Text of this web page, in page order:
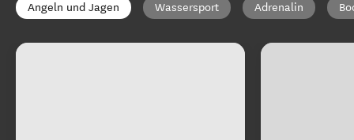
Angeln und Jagen Wassersport Adrenalin